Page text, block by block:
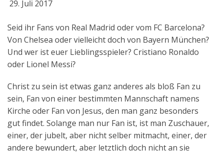
Aktuelles
Kontakt
English
29. Juli 2017
Seid ihr Fans von Real Madrid oder vom FC Barcelona?
Von Chelsea oder vielleicht doch von Bayern München?
Und wer ist euer Lieblingsspieler? Cristiano Ronaldo
oder Lionel Messi?
Christ zu sein ist etwas ganz anderes als bloß Fan zu
sein, Fan von einer bestimmten Mannschaft namens
Kirche oder Fan von Jesus, den man ganz besonders
gut findet. Solange man nur Fan ist, ist man Zuschauer,
einer, der jubelt, aber nicht selber mitmacht, einer, der
andere bewundert, aber letztlich doch nicht an sie